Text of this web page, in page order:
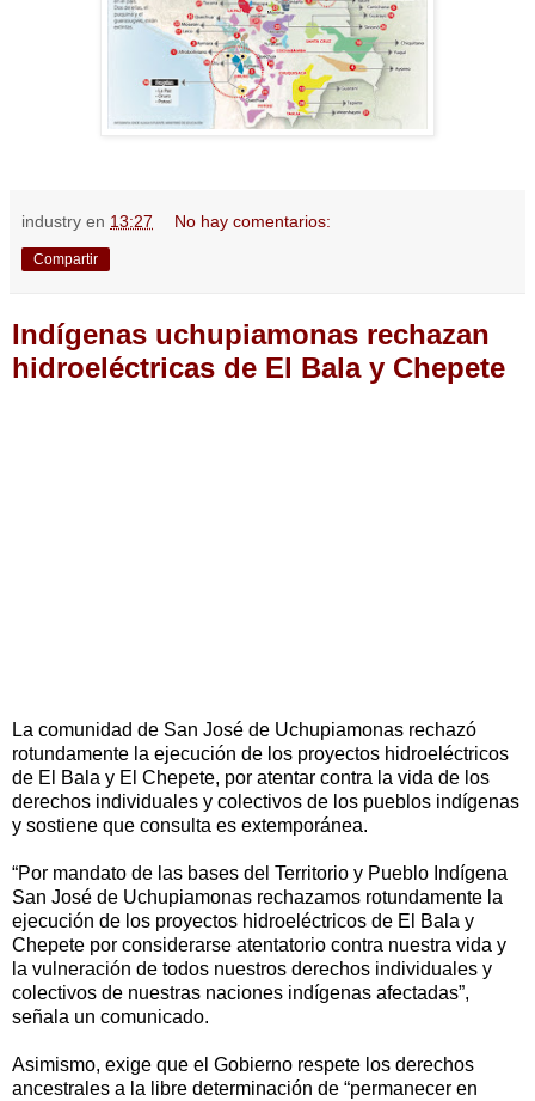
industry en 13:27 No hay comentarios:
Compartir
Indígenas uchupiamonas rechazan
hidroeléctricas de El Bala y Chepete
La comunidad de San José de Uchupiamonas rechazó
rotundamente la ejecución de los proyectos hidroeléctricos
de El Bala y El Chepete, por atentar contra la vida de los
derechos individuales y colectivos de los pueblos indígenas
y sostiene que consulta es extemporánea.
“Por mandato de las bases del Territorio y Pueblo Indígena
San José de Uchupiamonas rechazamos rotundamente la
ejecución de los proyectos hidroeléctricos de El Bala y
Chepete por considerarse atentatorio contra nuestra vida y
la vulneración de todos nuestros derechos individuales y
colectivos de nuestras naciones indígenas afectadas”,
señala un comunicado.
Asimismo, exige que el Gobierno respete los derechos
ancestrales a la libre determinación de “permanecer en